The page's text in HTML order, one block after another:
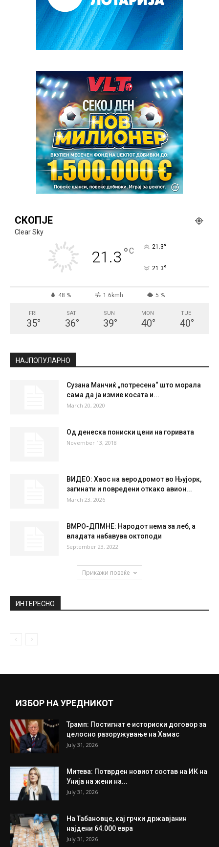
СКОПЈЕ
Clear Sky
21.3 °C 21.3°
21.3°
48 % 1.6kmh 5 %
FRI
35°
SAT
36°
SUN
39°
MON
40°
TUE
40°
НАЈПОПУЛАРНО
Сузана Манчиќ „потресена“ што морала
сама да ја измие косата и...
March 20, 2020
Од денеска пониски цени на горивата
November 13, 2018
ВИДЕО: Хаос на аеродромот во Њујорк,
загинати и повредени откако авион...
March 23, 2026
ВМРО-ДПМНЕ: Народот нема за леб, а
владата набавува октоподи
September 23, 2022
Прикажи повеќе
ИНТЕРЕСНО
ИЗБОР НА УРЕДНИКОТ
Трамп: Постигнат е историски договор за
целосно разоружување на Хамас
July 31, 2026
Митева: Потврден новиот состав на ИК на
Унија на жени на...
July 31, 2026
На Табановце, кај грчки државјанин
најдени 64.000 евра
July 31, 2026